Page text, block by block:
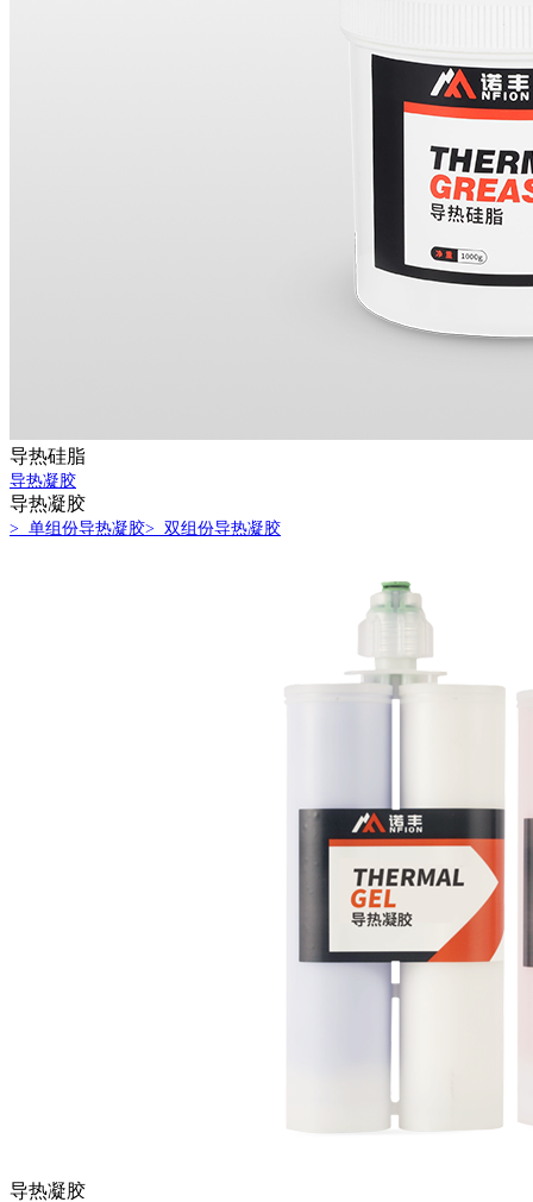
导热硅脂
导热凝胶
导热凝胶
> 单组份导热凝胶> 双组份导热凝胶
导热凝胶